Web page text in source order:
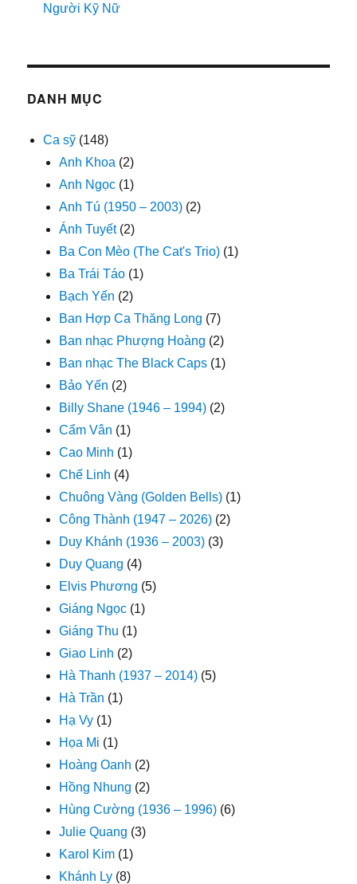
Người Kỹ Nữ
DANH MỤC
Ca sỹ (148)
Anh Khoa (2)
Anh Ngọc (1)
Anh Tú (1950 – 2003) (2)
Ánh Tuyết(2)
Ba Con Mèo (The Cat's Trio) (1)
Ba Trái Táo (1)
Bạch Yến (2)
Ban Hợp Ca Thăng Long (7)
Ban nhạc Phượng Hoàng (2)
Ban nhạc The Black Caps (1)
Bảo Yến (2)
Billy Shane (1946 – 1994) (2)
Cẩm Vân (1)
Cao Minh (1)
Chế Linh (4)
Chuông Vàng (Golden Bells) (1)
Công Thành (1947 – 2026) (2)
Duy Khánh (1936 – 2003) (3)
Duy Quang (4)
Elvis Phương (5)
Giáng Ngọc (1)
Giáng Thu (1)
Giao Linh (2)
Hà Thanh (1937 – 2014) (5)
Hà Trần (1)
Hạ Vy (1)
Họa Mi (1)
Hoàng Oanh (2)
Hồng Nhung (2)
Hùng Cường (1936 – 1996) (6)
Julie Quang (3)
Karol Kim (1)
Khánh Ly (8)